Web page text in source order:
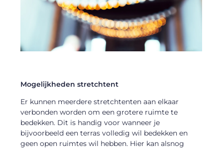
Mogelijkheden stretchtent
Er kunnen meerdere stretchtenten aan elkaar
verbonden worden om een grotere ruimte te
bedekken. Dit is handig voor wanneer je
bijvoorbeeld een terras volledig wil bedekken en
geen open ruimtes wil hebben. Hier kan alsnog